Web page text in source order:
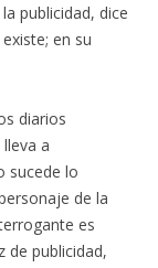
publicidad, dice
en su
diarios
a
sucede lo
de la
es
de publicidad,